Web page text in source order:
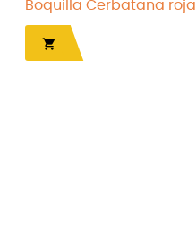
Boquilla Cerbatana roja
